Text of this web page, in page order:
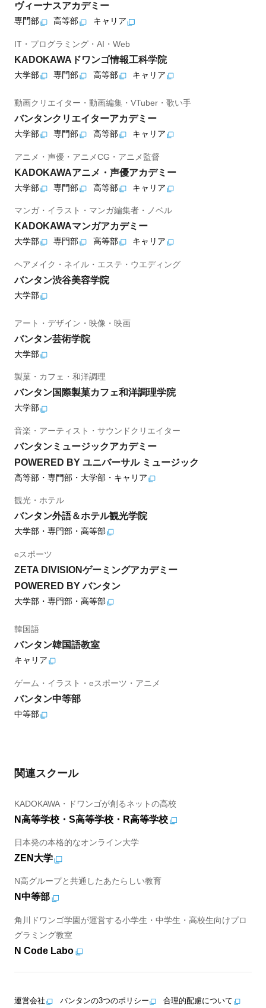
ヴィーナスアカデミー
専門部 高等部 キャリア
IT・プログラミング・AI・Web
KADOKAWAドワンゴ情報工科学院
大学部 専門部 高等部 キャリア
動画クリエイター・動画編集・VTuber・歌い手
バンタンクリエイターアカデミー
大学部 専門部 高等部 キャリア
アニメ・声優・アニメCG・アニメ監督
KADOKAWAアニメ・声優アカデミー
大学部 専門部 高等部 キャリア
マンガ・イラスト・マンガ編集者・ノベル
KADOKAWAマンガアカデミー
大学部 専門部 高等部 キャリア
ヘアメイク・ネイル・エステ・ウエディング
バンタン渋谷美容学院
大学部
アート・デザイン・映像・映画
バンタン芸術学院
大学部
製菓・カフェ・和洋調理
バンタン国際製菓カフェ和洋調理学院
大学部
音楽・アーティスト・サウンドクリエイター
バンタンミュージックアカデミー
POWERED BY ユニバーサル ミュージック
高等部・専門部・大学部・キャリア
観光・ホテル
バンタン外語＆ホテル観光学院
大学部・専門部・高等部
eスポーツ
ZETA DIVISIONゲーミングアカデミー
POWERED BY バンタン
大学部・専門部・高等部
韓国語
バンタン韓国語教室
キャリア
ゲーム・イラスト・eスポーツ・アニメ
バンタン中等部
中等部
関連スクール
KADOKAWA・ドワンゴが創るネットの高校
N高等学校・S高等学校・R高等学校
日本発の本格的なオンライン大学
ZEN大学
N高グループと共通したあたらしい教育
N中等部
角川ドワンゴ学園が運営する小学生・中学生・高校生向けプロ
グラミング教室
N Code Labo
運営会社 バンタンの3つのポリシー 合理的配慮について